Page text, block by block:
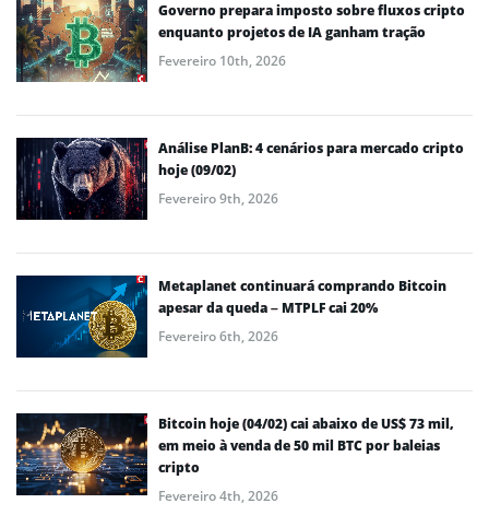
Governo prepara imposto sobre fluxos cripto
enquanto projetos de IA ganham tração
Fevereiro 10th, 2026
Análise PlanB: 4 cenários para mercado cripto
hoje (09/02)
Fevereiro 9th, 2026
Metaplanet continuará comprando Bitcoin
apesar da queda – MTPLF cai 20%
Fevereiro 6th, 2026
Bitcoin hoje (04/02) cai abaixo de US$ 73 mil,
em meio à venda de 50 mil BTC por baleias
cripto
Fevereiro 4th, 2026